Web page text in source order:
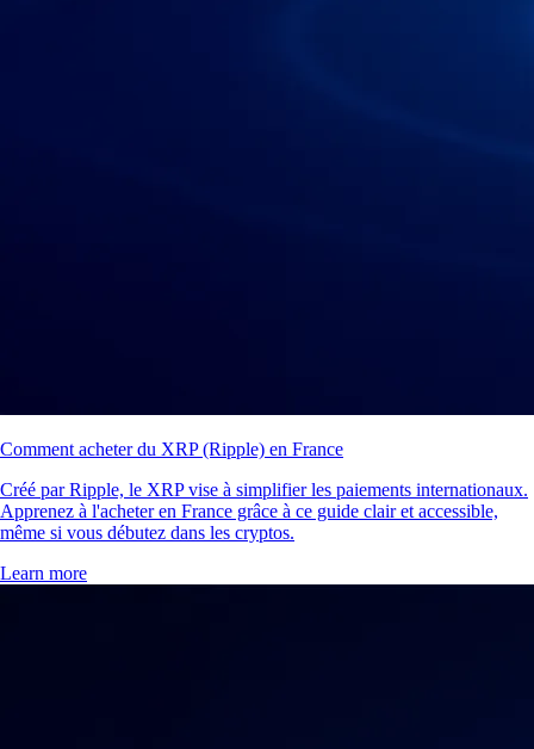
Comment acheter du XRP (Ripple) en France
Créé par Ripple, le XRP vise à simplifier les paiements internationaux.
Apprenez à l'acheter en France grâce à ce guide clair et accessible,
même si vous débutez dans les cryptos.
Learn more